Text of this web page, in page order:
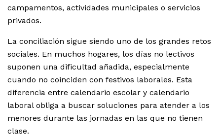
campamentos, actividades municipales o servicios
privados.
La conciliación sigue siendo uno de los grandes retos
sociales. En muchos hogares, los días no lectivos
suponen una dificultad añadida, especialmente
cuando no coinciden con festivos laborales. Esta
diferencia entre calendario escolar y calendario
laboral obliga a buscar soluciones para atender a los
menores durante las jornadas en las que no tienen
clase.